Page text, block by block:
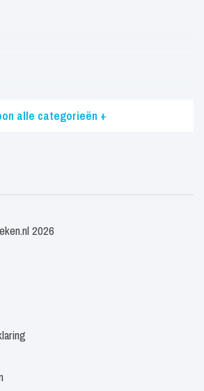
alle categorieën +
2026